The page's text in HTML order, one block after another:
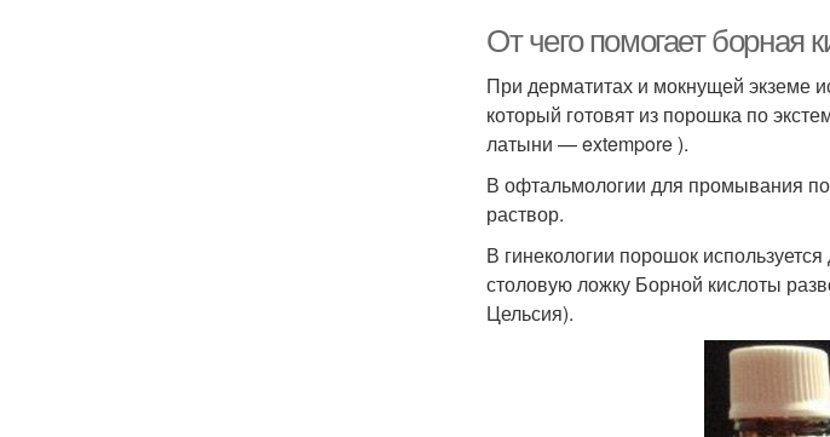
От чего помогает борная
При дерматитах и мокнущей экземе
который готовят из порошка по
латыни — extempore ).
В офтальмологии для промывания
раствор.
В гинекологии порошок
столовую ложку Борной кислоты
Цельсия).